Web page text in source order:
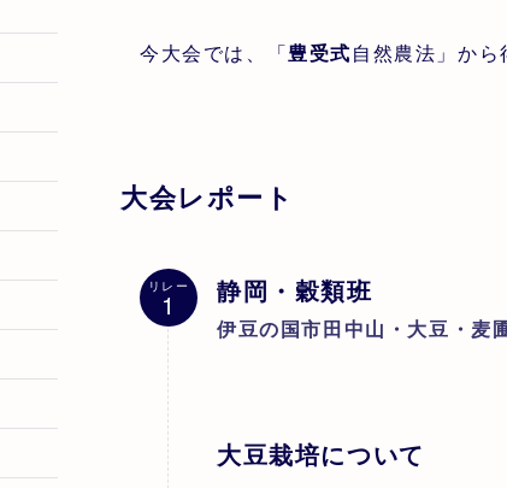
今大会では、「豊受式自然農法」から
大会レポート
リレー 静岡・穀類班
伊豆の国市田中山・大豆・麦
大豆栽培について